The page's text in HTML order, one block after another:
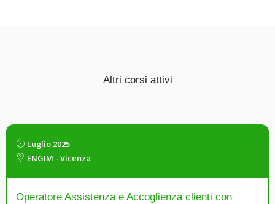
Altri corsi attivi
Luglio 2025
ENGIM - Vicenza
Operatore Assistenza e Accoglienza clienti con